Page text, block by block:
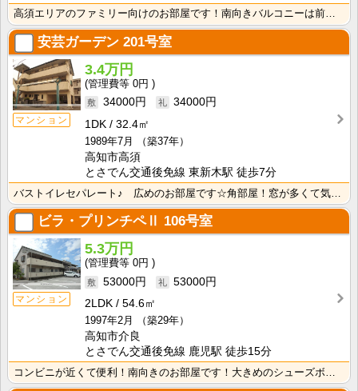
高須エリアのファミリー向けのお部屋です！南向きバルコニーは前面が駐車場なので、日当たり・風通し良好！
安芸ガーデン 201号室
マンション
3.4万円
0円
34000円
34000円
1DK
32.4㎡
1989年7月
（築37年）
高知市高須
とさでん交通後免線 東新木駅 徒歩7分
ビラ・プリンチペⅡ 106号室
マンション
5.3万円
0円
53000円
53000円
2LDK
54.6㎡
1997年2月
（築29年）
高知市介良
とさでん交通後免線 鹿児駅 徒歩15分